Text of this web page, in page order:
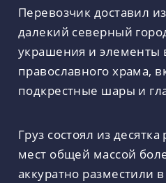
Перевозчик доставил
далекий северный
украшения и элементы
православного храма,
подкрестные шары и
Груз состоял из
мест общей массой
аккуратно разместили